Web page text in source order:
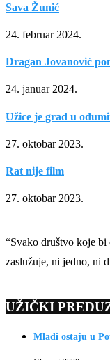
Sava Žunić
24. februar 2024.
Dragan Jovanović
24. januar 2024.
Užice je grad u
27. oktobar 2023.
Rat nije film
27. oktobar 2023.
“Svako društvo koje bi
zaslužuje, ni jedno, ni
UŽIČKI
Mladi ostaju u